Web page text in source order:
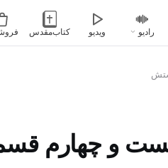
رادیو ویدیو کتاب‌مقدس
و چهارم